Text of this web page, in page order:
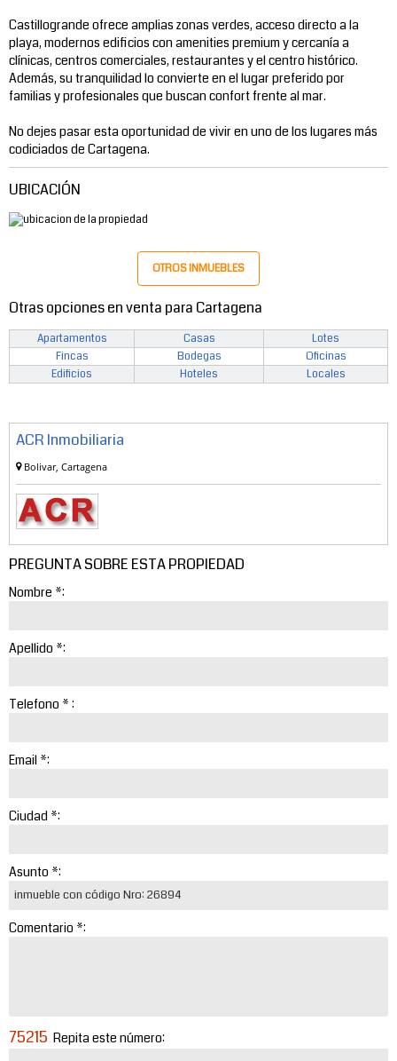
Castillogrande ofrece amplias zonas verdes, acceso directo a la
playa, modernos edificios con amenities premium y cercanía a
clínicas, centros comerciales, restaurantes y el centro histórico.
Además, su tranquilidad lo convierte en el lugar preferido por
familias y profesionales que buscan confort frente al mar.
No dejes pasar esta oportunidad de vivir en uno de los lugares más
codiciados de Cartagena.
UBICACIÓN
OTROS INMUEBLES
Otras opciones en venta para Cartagena
Apartamentos Casas
Lotes
Fincas
Bodegas
Oficinas
Edificios
Hoteles Locales
ACR Inmobiliaria
Bolivar, Cartagena
PREGUNTA SOBRE ESTA PROPIEDAD
Nombre *:
Apellido *:
Telefono * :
Email *:
Ciudad *:
Asunto *:
Comentario *:
75215 Repita este número: